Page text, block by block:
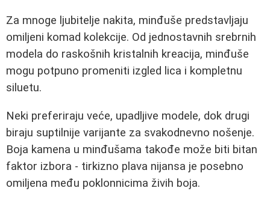
Za mnoge ljubitelje nakita, minđuše predstavljaju
omiljeni komad kolekcije. Od jednostavnih srebrnih
modela do raskošnih kristalnih kreacija, minđuše
mogu potpuno promeniti izgled lica i kompletnu
siluetu.
Neki preferiraju veće, upadljive modele, dok drugi
biraju suptilnije varijante za svakodnevno nošenje.
Boja kamena u minđušama takođe može biti bitan
faktor izbora - tirkizno plava nijansa je posebno
omiljena među poklonnicima živih boja.